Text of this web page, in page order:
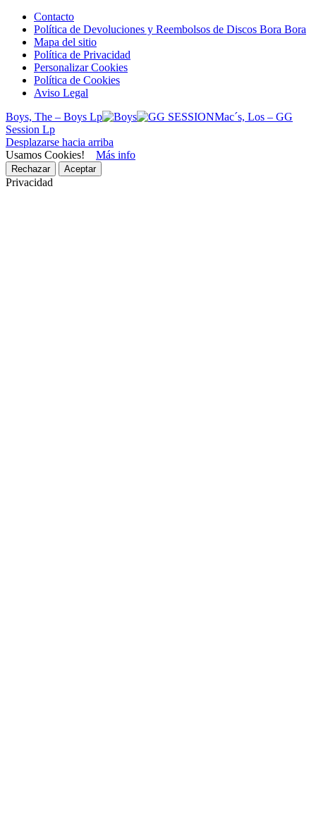
Contacto
Política de Devoluciones y Reembolsos de Discos Bora Bora
Mapa del sitio
Política de Privacidad
Personalizar Cookies
Política de Cookies
Aviso Legal
Boys, The – Boys Lp
Mac´s, Los – GG
Session Lp
Desplazarse hacia arriba
Usamos Cookies! Más info
Rechazar Aceptar
Privacidad